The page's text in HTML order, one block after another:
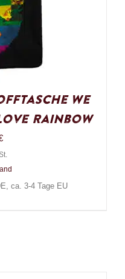
We
Rainbow
ca. 3-4 Tage EU